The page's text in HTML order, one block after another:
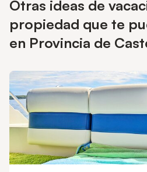
y a solo 35 km del aeropuerto de
mascotas. IMPORTANTE: las
exteriores son ejemplos y no
apartamentos disponibles
Otras ideas de
propiedad que te
en Provincia de